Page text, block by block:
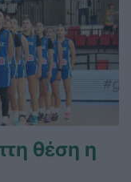
θέση η